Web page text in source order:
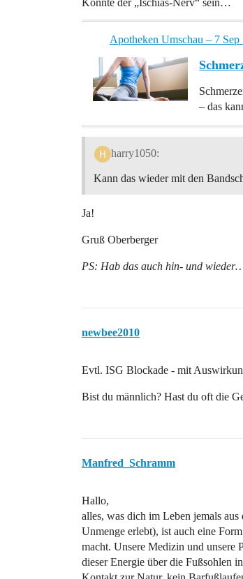
Könnte der „Ischias-Nerv“ sein…
Apotheken Umschau – 7 Sep
– das
harry1050:
Kann das wieder mit den
Ja!
Gruß Oberberger
PS: Hab das auch hin- und
newbee2010
Evtl. ISG Blockade - mit
Bist du männlich? Hast du oft die
Manfred_Schramm
Hallo,
alles, was dich im Leben jemals
Unmenge erlebt), ist auch eine
macht. Unsere Medizin und unsere
dieser Energie über die Fußsohlen